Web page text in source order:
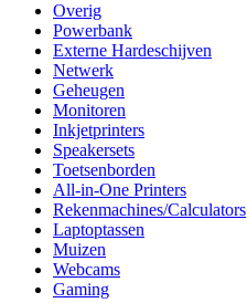
Overig
Powerbank
Externe Hardeschijven
Netwerk
Geheugen
Monitoren
Inkjetprinters
Speakersets
Toetsenborden
All-in-One Printers
Rekenmachines/Calculators
Laptoptassen
Muizen
Webcams
Gaming